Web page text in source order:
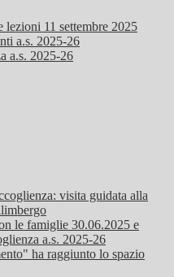
lezioni 11 settembre 2025
a.s. 2025-26
a.s. 2025-26
visita guidata alla
le famiglie 30.06.2025 e
a.s. 2025-26
ha raggiunto lo spazio